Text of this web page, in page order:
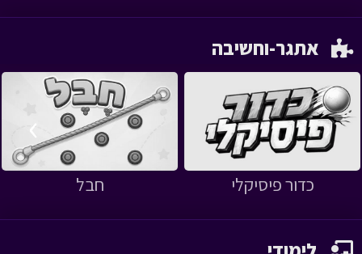
כדור פיסיקלי חבל
‹
›